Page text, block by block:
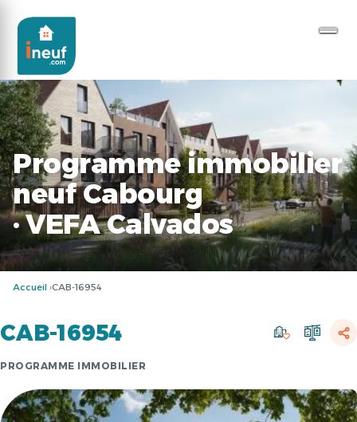
Programme immobilier
neuf Cabourg
· VEFA Calvados
Accueil CAB-16954
CAB-16954
PROGRAMME IMMOBILIER